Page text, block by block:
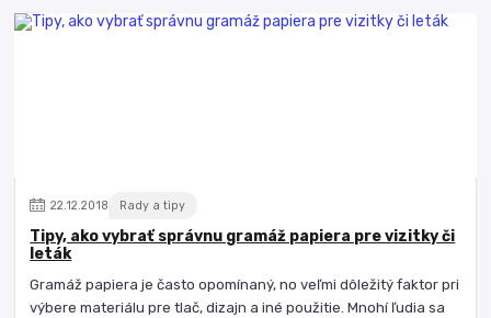
22.12.2018 Rady a tipy
Tipy, ako vybrať správnu gramáž papiera pre vizitky či
leták
Gramáž papiera je často opomínaný, no veľmi dôležitý faktor pri
výbere materiálu pre tlač, dizajn a iné použitie. Mnohí ľudia sa